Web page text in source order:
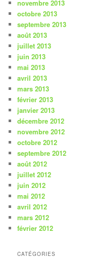
novembre 2013
octobre 2013
septembre 2013
août 2013
juillet 2013
juin 2013
mai 2013
avril 2013
mars 2013
février 2013
janvier 2013
décembre 2012
novembre 2012
octobre 2012
septembre 2012
août 2012
juillet 2012
juin 2012
mai 2012
avril 2012
mars 2012
février 2012
CATÉGORIES